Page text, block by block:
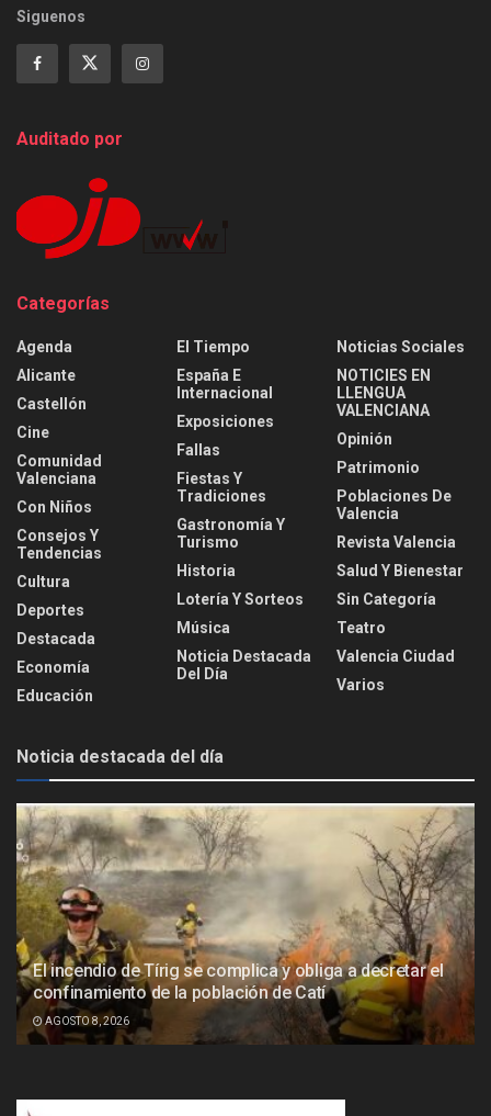
Siguenos
Auditado por
Categorías
Agenda
Alicante
Castellón
Cine
Comunidad
Valenciana
Con Niños
Consejos Y
Tendencias
Cultura
Deportes
Destacada
Economía
Educación
El Tiempo
España E
Internacional
Exposiciones
Fallas
Fiestas Y
Tradiciones
Gastronomía Y
Turismo
Historia
Lotería Y Sorteos
Música
Noticia Destacada
Del Día
Noticias Sociales
NOTICIES EN
LLENGUA
VALENCIANA
Opinión
Patrimonio
Poblaciones De
Valencia
Revista Valencia
Salud Y Bienestar
Sin Categoría
Teatro
Valencia Ciudad
Varios
Noticia destacada del día
El incendio de Tírig se complica y obliga a decretar el
confinamiento de la población de Catí
AGOSTO 8, 2026